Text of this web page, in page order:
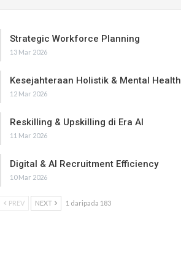
Strategic Workforce Planning
13 Mar 2026
Kesejahteraan Holistik & Mental Health
12 Mar 2026
Reskilling & Upskilling di Era AI
11 Mar 2026
Digital & AI Recruitment Efficiency
10 Mar 2026
PREV NEXT 1 daripada 183